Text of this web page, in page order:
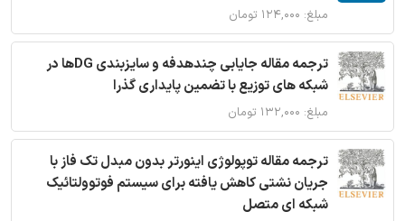
مبلغ: ۱۲۴,۰۰۰ تومان
ترجمه مقاله جایابی چندهدفه و سایزبندی DGها در
شبکه های توزیع با تضمین پایداری گذرا
مبلغ: ۱۳۲,۰۰۰ تومان
ترجمه مقاله توپولوژی اینورتر بدون مبدل تک فاز با
جریان نشتی کاهش یافته برای سیستم فوتوولتائیک
شبکه ای متصل